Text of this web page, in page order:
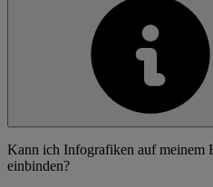
Kann ich Infografiken auf meinem
einbinden?